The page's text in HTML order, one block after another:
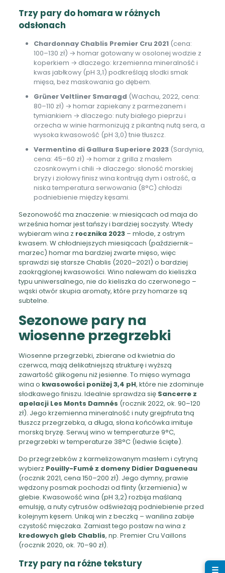
Trzy pary do homara w różnych
odsłonach
Chardonnay Chablis Premier Cru 2021(cena:
100–130 zł) → homar gotowany w osolonej wodzie z
koperkiem → dlaczego: krzemienna mineralność i
kwas jabłkowy (pH 3,1) podkreślają słodki smak
mięsa, bez maskowania go dębem.
Grüner Veltliner Smaragd (Wachau, 2022, cena:
80–110 zł) → homar zapiekany z parmezanem i
tymiankiem → dlaczego: nuty białego pieprzu i
orzecha w winie harmonizują z pikantną nutą sera, a
wysoka kwasowość (pH 3,0) tnie tłuszcz.
Vermentino di Gallura Superiore 2023(Sardynia,
cena: 45–60 zł) → homar z grilla z masłem
czosnkowym i chili → dlaczego: słoność morskiej
bryzy i ziołowy finisz wina kontrują dym i ostrość, a
niska temperatura serwowania (8°C) chłodzi
podniebienie między kęsami.
Sezonowość ma znaczenie: w miesiącach od maja do
września homar jest tańszy i bardziej soczysty. Wtedy
wybieram wina z rocznika 2023– młode, z ostrym
kwasem. W chłodniejszych miesiącach (październik–
marzec) homar ma bardziej zwarte mięso, więc
sprawdzi się starsze Chablis (2020–2021) o bardziej
zaokrąglonej kwasowości. Wino nalewam do kieliszka
typu uniwersalnego, nie do kieliszka do czerwonego –
wąski otwór skupia aromaty, które przy homarze są
subtelne.
Sezonowe pary na
wiosenne przegrzebki
Wiosenne przegrzebki, zbierane od kwietnia do
czerwca, mają delikatniejszą strukturę i wyższą
zawartość glikogenu niż jesienne. To mięso wymaga
wina o kwasowości poniżej 3,4 pH, które nie zdominuje
słodkawego finiszu. Idealnie sprawdza się Sancerre z
apelacji Les Monts Damnés (rocznik 2022, ok. 90–120
zł). Jego krzemienna mineralność i nuty grejpfruta tną
tłuszcz przegrzebka, a długa, słona końcówka imituje
morską bryzę. Serwuj wino w temperaturze 9°C,
przegrzebki w temperaturze 38°C (ledwie ścięte).
Do przegrzebków z karmelizowanym masłem i cytryną
wybierz Pouilly-Fumé z domeny Didier Dagueneau
(rocznik 2021, cena 150–200 zł). Jego dymny, prawie
wędzony posmak pochodzi od flinty (krzemienia) w
glebie. Kwasowość wina (pH 3,2) rozbija maślaną
emulsję, a nuty cytrusów odświeżają podniebienie przed
kolejnym kęsem. Unikaj win z beczką – wanilina zabije
czystość mięczaka. Zamiast tego postaw na wina z
kredowych gleb Chablis, np. Premier Cru Vaillons
(rocznik 2020, ok. 70–90 zł).
Trzy pary na różne tekstury
☰